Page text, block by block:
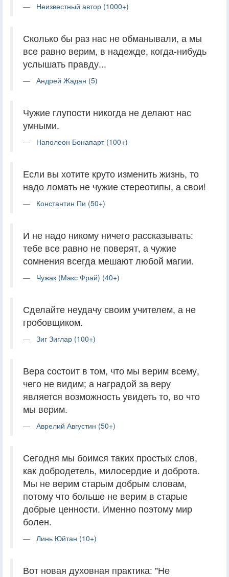
Неизвестный автор (1000+)
Сколько бы раз нас не обманывали, а мы
все равно верим, в надежде, когда-нибудь
услышать правду...
Андрей Жадан (5)
Чужие глупости никогда не делают нас
умными.
Наполеон Бонапарт (100+)
Если вы хотите круто изменить жизнь, то
надо ломать не чужие стереотипы, а свои!
Константин Пи (50+)
И не надо никому ничего рассказывать:
тебе все равно не поверят, а чужие
сомнения всегда мешают любой магии.
Чужак (Макс Фрай) (40+)
Сделайте неудачу своим учителем, а не
гробовщиком.
Зиг Зиглар (100+)
Вера состоит в том, что мы верим всему,
чего не видим; а наградой за веру
является возможность увидеть то, во что
мы верим.
Аврелий Августин (50+)
Сегодня мы боимся таких простых слов,
как добродетель, милосердие и доброта.
Мы не верим старым добрым словам,
потому что больше не верим в старые
добрые ценности. Именно поэтому мир
болен.
Линь Юйтан (10+)
Вот новая духовная практика: "Не